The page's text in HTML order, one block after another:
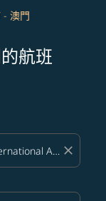
- 澳門
航班
close
條件。